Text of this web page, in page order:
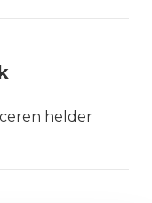
helder